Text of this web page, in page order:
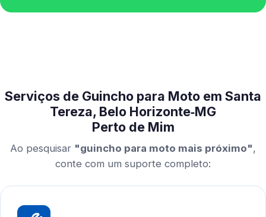
Serviços de Guincho para Moto em Santa
Tereza, Belo Horizonte‑MG
Perto de Mim
Ao pesquisar "guincho para moto mais próximo",
conte com um suporte completo: